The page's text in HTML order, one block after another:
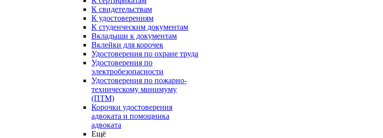
К свидетельствам
К удостоверениям
К студенческим документам
Вкладыши к документам
Вклейки для корочек
Удостоверения по охране труда
Удостоверения по
электробезопасности
Удостоверения по пожарно-
техническому минимуму
(ПТМ)
Корочки удостоверения
адвоката и помощника
адвоката
Ещё